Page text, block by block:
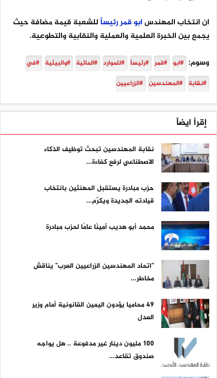
ان انتخاب المهندسابوقمررئيساًللشعبة قيمة مضافة حيث
يجمع بين الخبرة العلمية والعملية والنقابية والتطوعية.
وسوم: #ابو #قمر #رئيساً #للموارد #المائية #والبيئية #في
#نقابة #المهندسين #الزراعيين
إقرأ ايضاً
نقابة المهندسين تبحث توظيف الذكاء
الاصطناعي لرفع كفاءة...
حزب مبادرة يستقبل المهنئين بانتخاب
قيادته الجديدة ويكرّم...
محمد أبو هديب أمينًا عامًا لحزب مبادرة
"اتحاد المهندسين الزراعيين العرب" يناقش
مخاطر...
49 محاميا يؤدون اليمين القانونية أمام وزير
العدل
100 مليون دينار غير مدفوعة .. هل يواجه
صندوق تقاعد...